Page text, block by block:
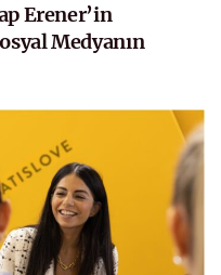
Erener’in
Medyanın